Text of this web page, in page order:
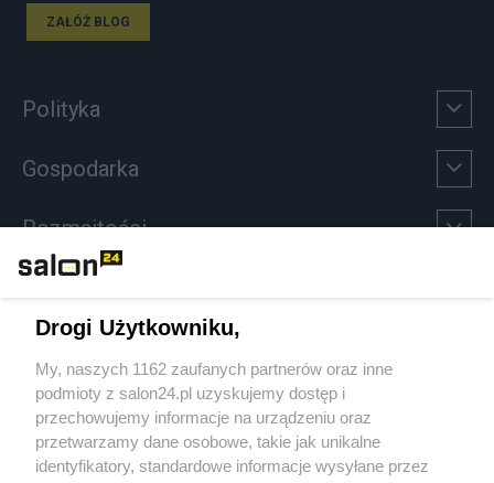
ZAŁÓŻ BLOG
Polityka
Gospodarka
Rozmaitości
Sport
Społeczeństwo
Kultura
Drogi Użytkowniku,
My, naszych 1162 zaufanych partnerów oraz inne
podmioty z salon24.pl uzyskujemy dostęp i
przechowujemy informacje na urządzeniu oraz
przetwarzamy dane osobowe, takie jak unikalne
identyfikatory, standardowe informacje wysyłane przez